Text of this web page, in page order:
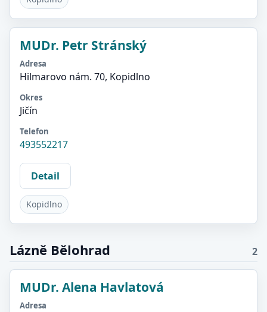
MUDr. Petr Stránský
Adresa
Hilmarovo nám. 70, Kopidlno
Okres
Jičín
Telefon
493552217
Detail
Kopidlno
Lázně Bělohrad 2
MUDr. Alena Havlatová
Adresa